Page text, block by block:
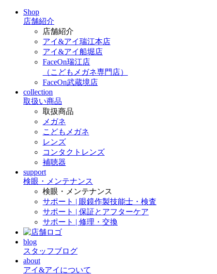
Shop
店舗紹介
店舗紹介
アイ&アイ瑞江本店
アイ&アイ船堀店
FaceOn瑞江店
（こどもメガネ専門店）
FaceOn武蔵境店
collection
取扱い商品
取扱商品
メガネ
こどもメガネ
レンズ
コンタクトレンズ
補聴器
support
検眼・メンテナンス
検眼・メンテナンス
サポート | 眼鏡作製技能士・検査
サポート | 保証とアフターケア
サポート | 修理・交換
blog
スタッフブログ
about
アイ&アイについて